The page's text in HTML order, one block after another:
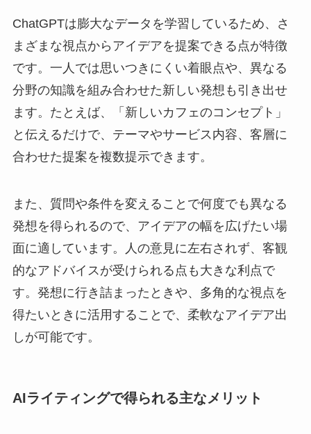
ChatGPTは膨大なデータを学習しているため、さ
まざまな視点からアイデアを提案できる点が特徴
です。一人では思いつきにくい着眼点や、異なる
分野の知識を組み合わせた新しい発想も引き出せ
ます。たとえば、「新しいカフェのコンセプト」
と伝えるだけで、テーマやサービス内容、客層に
合わせた提案を複数提示できます。
また、質問や条件を変えることで何度でも異なる
発想を得られるので、アイデアの幅を広げたい場
面に適しています。人の意見に左右されず、客観
的なアドバイスが受けられる点も大きな利点で
す。発想に行き詰まったときや、多角的な視点を
得たいときに活用することで、柔軟なアイデア出
しが可能です。
AIライティングで得られる主なメリット